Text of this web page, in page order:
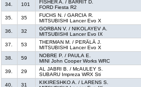
34.
101
FISHER A. / BARRIT D.
FORD Fiesta R2
35.
35
FUCHS N. / GARCIA R.
MITSUBISHI Lancer Evo X
36.
32
GORBAN V. / NIKOLAYEV A.
MITSUBISHI Lancer Evo IX
37.
53
THERMAN M. / PERÄLÄ J.
MITSUBISHI Lancer Evo X
38.
59
NOBRE P. / PAULA E.
MINI John Cooper Works WRC
39.
29
AL JABRI B. / McAULEY S.
SUBARU Impreza WRX Sti
40.
31
KIKIRESHKO A. / LARENS S.